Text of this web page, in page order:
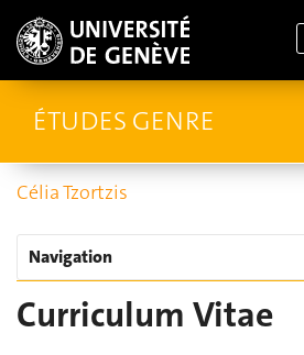
ÉTUDES GENRE
Célia Tzortzis
Navigation
Curriculum Vitae